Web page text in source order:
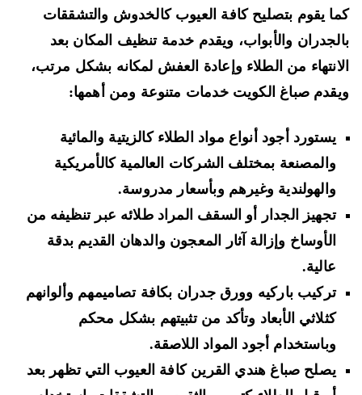
يقوم بتصليح كافة العيوب كالخدوش والتشققات
والأبواب، ويقدم خدمة تنظيف المكان بعد
من الطلاء وإعادة العفش لمكانه بشكل مرتب،
صباغ الكويت خدمات متنوعة ومن أهمها:
يستورد أجود أنواع مواد الطلاء كالزيتية والمائية
والمصنعة بمختلف الشركات العالمية كالأمريكية
والهولندية وغيرهم وبأسعار مدروسة.
تجهيز الجدار أو السقف المراد طلائه عبر تنظيفه من
الأوساخ وإزالة آثار المعجون والدهان القديم بدقة
عالية.
تركيب باركيه وورق جدران بكافة تصاميمهم وألوانهم
كثلاثي الأبعاد وتأكد من تثبيتهم بشكل محكم
وباستخدام أجود المواد اللاصقة.
يصلح صباغ هندي القرين كافة العيوب التي تظهر بعد